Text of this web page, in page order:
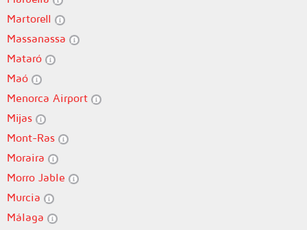
Martorell
Massanassa
Mataró
Maó
Menorca Airport
Mijas
Mont-Ras
Moraira
Morro Jable
Murcia
Málaga